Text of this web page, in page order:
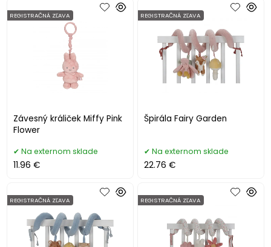
Závesný králiček Miffy Pink
Flower
REGISTRAČNÁ ZĽAVA
Na externom sklade
11.96 €
Špirála Fairy Garden
REGISTRAČNÁ ZĽAVA
Na externom sklade
22.76 €
REGISTRAČNÁ ZĽAVA REGISTRAČNÁ ZĽAVA